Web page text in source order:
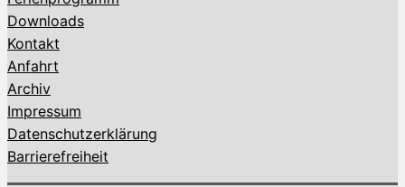
Downloads
Kontakt
Anfahrt
Archiv
Impressum
Datenschutzerklärung
Barrierefreiheit